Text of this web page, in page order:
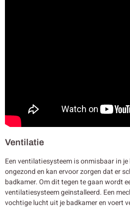
Ventilatie
Een ventilatiesysteem is onmisbaar in
ongezond en kan ervoor zorgen dat er
badkamer. Om dit tegen te gaan wordt
ventilatiesysteem geïnstalleerd. Een
vochtige lucht uit je badkamer en voert